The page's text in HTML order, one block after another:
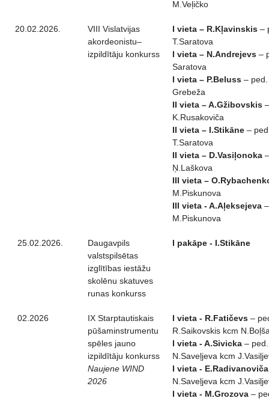
M.Veļičko
20.02.2026.
VIII Vislatvijas
akordeonistu–
izpildītāju konkurss
I vieta – R.Kļavinskis –
T.Saratova
I vieta – N.Andrejevs –
Saratova
I vieta – P.Beluss – ped.
Grebeža
II vieta – A.Gžibovskis
K.Rusakoviča
II vieta – I.Stikāne –
T.Saratova
II vieta – D.Vasiļonoka
Ņ.Laškova
III vieta –
M.Piskunova
III vieta - A.Aļeksejeva
M.Piskunova
25.02.2026.
Daugavpils
valstspilsētas
izglītības iestāžu
skolēnu skatuves
runas konkurss
I pakāpe - I.Stikāne
02.2026
IX Starptautiskais
pūšaminstrumentu
spēles jauno
izpildītāju konkurss
Naujene WIND
2026
I vieta - R.Fatičevs –
R.Saikovskis kcm
I vieta - A.Sivicka – ped.
N.Saveļjeva kcm
I vieta - E.Radivanoviča
N.Saveļjeva kcm
I vieta - M.Grozova –